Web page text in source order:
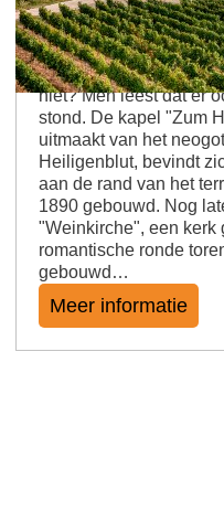
Neogotische kapellen
Een kapel op de berg.
sommige namen van
niet? Men leest dat er
stond. De kapel "Zum
uitmaakt van het
Heiligenblut, bevindt
aan de rand van het
1890 gebouwd. Nog
"Weinkirche", een kerk
romantische ronde
gebouwd…
Meer informatie